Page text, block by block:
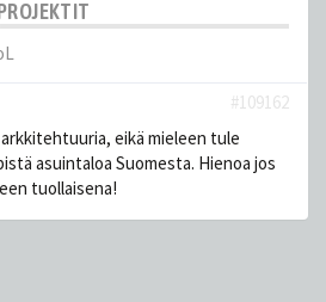
#109162
eikä mieleen tule
asuintaloa Suomesta. Hienoa jos
tuollaisena!